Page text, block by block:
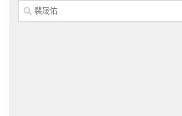
搜
尋